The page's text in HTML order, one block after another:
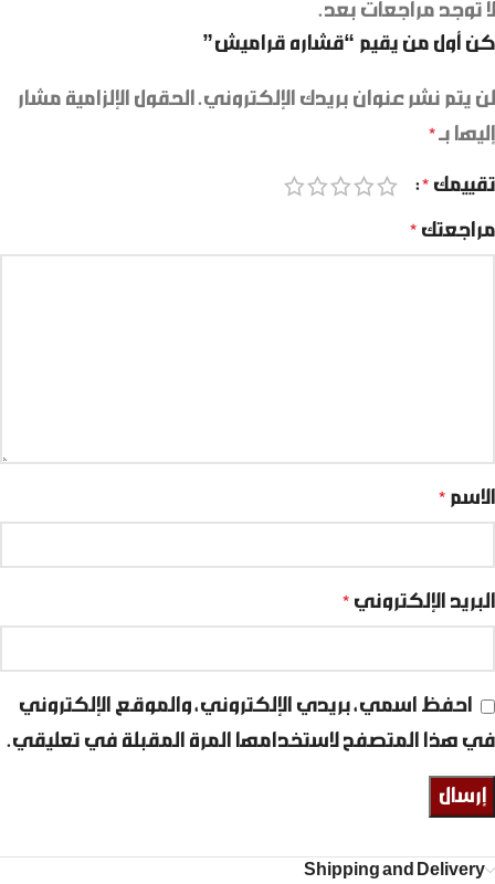
لا توجد مراجعات بعد.
كن أول من يقيم “قشاره قراميش”
لن يتم نشر عنوان بريدك الإلكتروني. الحقول الإلزامية مشار
إليها بـ *
تقييمك *
مراجعتك *
الاسم *
البريد الإلكتروني *
احفظ اسمي، بريدي الإلكتروني، والموقع الإلكتروني
في هذا المتصفح لاستخدامها المرة المقبلة في تعليقي.
Shipping and Delivery